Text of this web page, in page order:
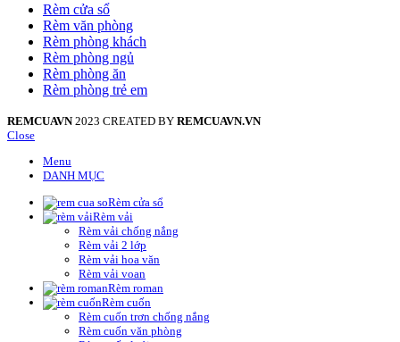
Rèm cửa sổ
Rèm văn phòng
Rèm phòng khách
Rèm phòng ngủ
Rèm phòng ăn
Rèm phòng trẻ em
REMCUAVN 2023 CREATED BY REMCUAVN.VN
Close
Menu
DANH MỤC
Rèm cửa sổ
Rèm vải
Rèm vải chống nắng
Rèm vải 2 lớp
Rèm vải hoa văn
Rèm vải voan
Rèm roman
Rèm cuốn
Rèm cuốn trơn chống nắng
Rèm cuốn văn phòng